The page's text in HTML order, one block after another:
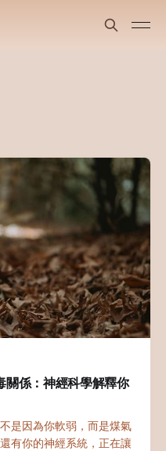
關係：神經科學解釋你
是因為你軟弱，而是煤氣
有你的神經系統，正在讓